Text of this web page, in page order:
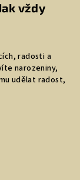
vždy
radosti a
narozeniny,
udělat radost,